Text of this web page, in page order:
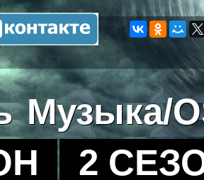
Музыка/
2